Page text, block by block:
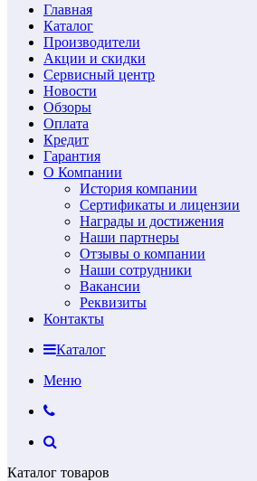
Главная
Каталог
Производители
Акции и скидки
Сервисный центр
Новости
Обзоры
Оплата
Кредит
Гарантия
О Компании
История компании
Сертификаты и лицензии
Награды и достижения
Наши партнеры
Отзывы о компании
Наши сотрудники
Вакансии
Реквизиты
Контакты
Каталог
Меню
Каталог товаров